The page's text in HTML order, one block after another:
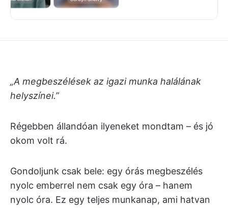
„A megbeszélések az igazi munka halálának
helyszínei.”
Régebben állandóan ilyeneket mondtam – és jó
okom volt rá.
Gondoljunk csak bele: egy órás megbeszélés
nyolc emberrel nem csak egy óra – hanem
nyolc óra. Ez egy teljes munkanap, ami hatvan